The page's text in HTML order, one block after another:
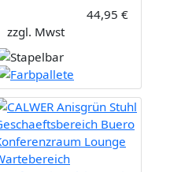
44,95 €
zzgl. Mwst